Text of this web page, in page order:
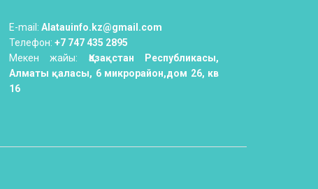
E-mail: Alatauinfo.kz@gmail.com
Телефон: +7 747 435 2895
Мекен жайы: Қазақстан Республикасы,
Алматы қаласы, 6 микрорайон,дом 26, кв
16